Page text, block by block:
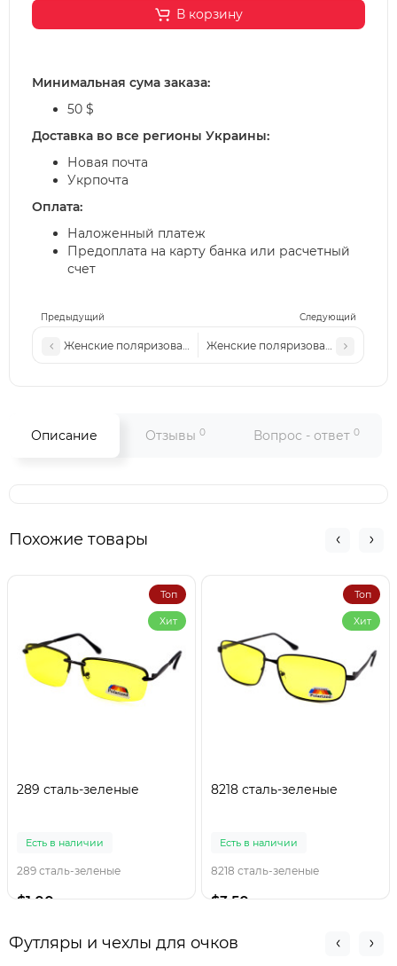
Предыдущий Следующий
Женские поляризованные солнцезащитные очки DR
Женские поляризованные
В корзину
Минимальная сума заказа:
50 $
Доставка во все регионы Украины:
Новая почта
Укрпочта
Оплата:
Наложенный платеж
Предоплата на карту банка или расчетный
счет
Описание Отзывы 0 Вопрос - ответ 0
Похожие товары
Топ
Хит
289 сталь-зеленые
Есть в наличии
289 сталь-зеленые
$1.00
Топ
Хит
8218 сталь-зеленые
Есть в наличии
8218 сталь-зеленые
$3.50
Футляры и чехлы для очков